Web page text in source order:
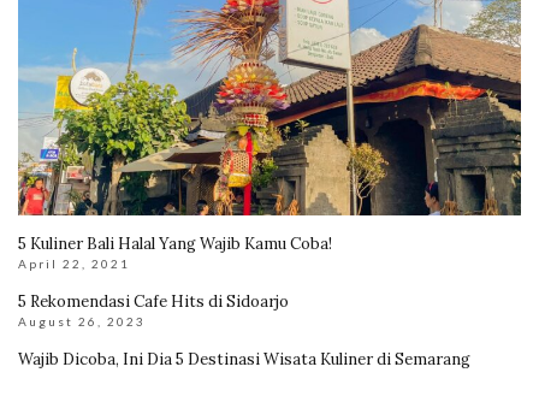
5 Kuliner Bali Halal Yang Wajib Kamu Coba!
April 22, 2021
5 Rekomendasi Cafe Hits di Sidoarjo
August 26, 2023
Wajib Dicoba, Ini Dia 5 Destinasi Wisata Kuliner di Semarang